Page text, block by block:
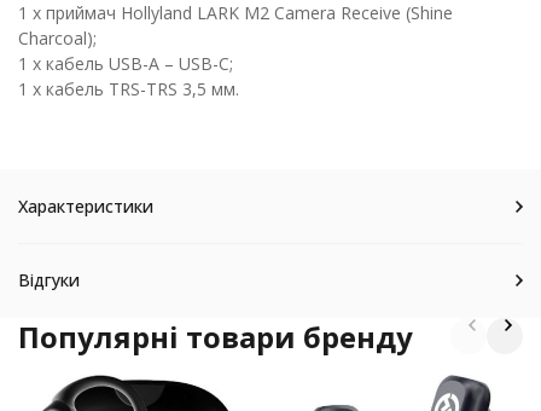
1 х приймач Hollyland LARK M2 Camera Receive (Shine
Charcoal);
1 х кабель USB-A – USB-C;
1 х кабель TRS-TRS 3,5 мм.
Характеристики
Відгуки
Популярні товари бренду